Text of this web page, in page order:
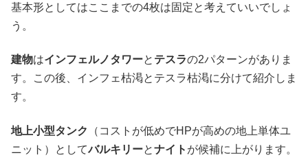
基本形としてはここまでの4枚は固定と考えていいでしょ
う。
建物はインフェルノタワーと テスラの2パターンがありま
す。この後、インフェ枯渇とテスラ枯渇に分けて紹介しま
す。
地上小型タンク
（コストが低めでHPが高めの地上単体ユ
ニット）としてバルキリーとナイト が候補に上がります。